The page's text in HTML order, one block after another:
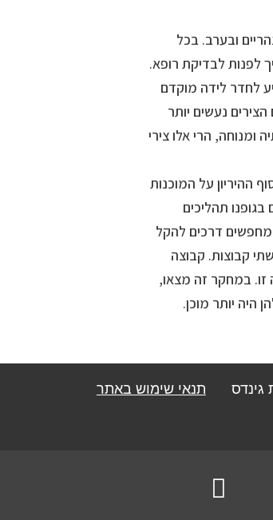
ובערב. בכל
לפנות לבדיקת רופא.
לחדר לידה מוקדם
נעשים יותר
ומנוחה, הרי אלו צירי
על המוכנות
תהליכים
מחפשים דרכים להקל
37-38, וחילקו אותן לשתי קבוצות. קבוצה
הנחיה זו. במחקר זה מצאו,
יותר מוכן.
תנאי שימוש באתר גינדס
